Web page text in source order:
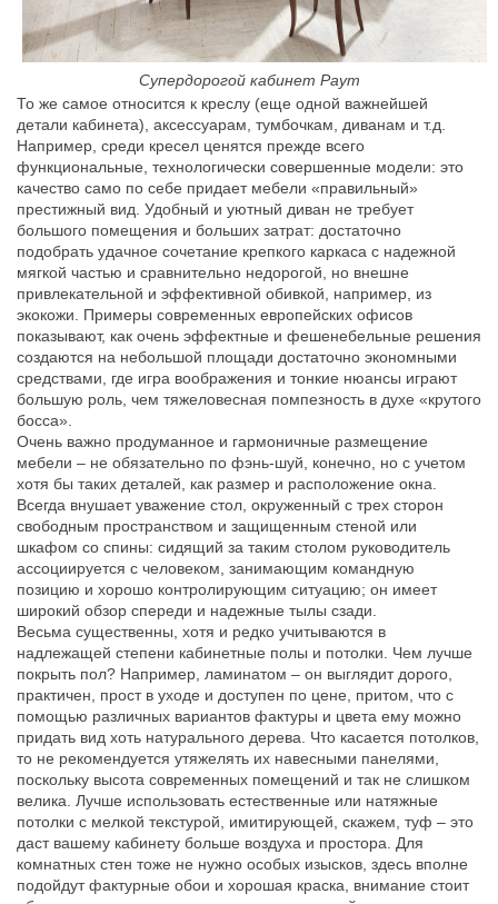
Супердорогой кабинет Раут
То же самое относится к креслу (еще одной важнейшей
детали кабинета), аксессуарам, тумбочкам, диванам и т.д.
Например, среди кресел ценятся прежде всего
функциональные, технологически совершенные модели: это
качество само по себе придает мебели «правильный»
престижный вид. Удобный и уютный диван не требует
большого помещения и больших затрат: достаточно
подобрать удачное сочетание крепкого каркаса с надежной
мягкой частью и сравнительно недорогой, но внешне
привлекательной и эффективной обивкой, например, из
экокожи. Примеры современных европейских офисов
показывают, как очень эффектные и фешенебельные решения
создаются на небольшой площади достаточно экономными
средствами, где игра воображения и тонкие нюансы играют
большую роль, чем тяжеловесная помпезность в духе «крутого
босса».
Очень важно продуманное и гармоничные размещение
мебели – не обязательно по фэнь-шуй, конечно, но с учетом
хотя бы таких деталей, как размер и расположение окна.
Всегда внушает уважение стол, окруженный с трех сторон
свободным пространством и защищенным стеной или
шкафом со спины: сидящий за таким столом руководитель
ассоциируется с человеком, занимающим командную
позицию и хорошо контролирующим ситуацию; он имеет
широкий обзор спереди и надежные тылы сзади.
Весьма существенны, хотя и редко учитываются в
надлежащей степени кабинетные полы и потолки. Чем лучше
покрыть пол? Например, ламинатом – он выглядит дорого,
практичен, прост в уходе и доступен по цене, притом, что с
помощью различных вариантов фактуры и цвета ему можно
придать вид хоть натурального дерева. Что касается потолков,
то не рекомендуется утяжелять их навесными панелями,
поскольку высота современных помещений и так не слишком
велика. Лучше использовать естественные или натяжные
потолки с мелкой текстурой, имитирующей, скажем, туф – это
даст вашему кабинету больше воздуха и простора. Для
комнатных стен тоже не нужно особых изысков, здесь вполне
подойдут фактурные обои и хорошая краска, внимание стоит